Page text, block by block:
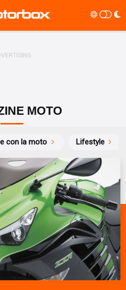
MOTO
con la moto Lifestyle